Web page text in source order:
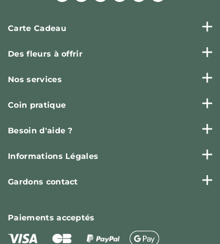
Carte Cadeau
Des fleurs à offrir
Nos services
Coin pratique
Besoin d'aide ?
Informations Légales
Gardons contact
Paiementsacceptés